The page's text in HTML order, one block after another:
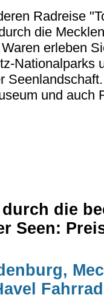
Radreise
die
erleben
Nationalparks
und auch
die
Seen: